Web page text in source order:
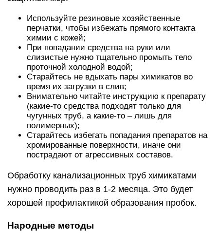
Используйте резиновые хозяйственные
перчатки, чтобы избежать прямого контакта
химии с кожей;
При попадании средства на руки или
слизистые нужно тщательно промыть тело
проточной холодной водой;
Старайтесь не вдыхать пары химикатов во
время их загрузки в слив;
Внимательно читайте инструкцию к препарату
(какие-то средства подходят только для
чугунных труб, а какие-то – лишь для
полимерных);
Старайтесь избегать попадания препаратов на
хромированные поверхности, иначе они
пострадают от агрессивных составов.
Обработку канализационных труб химикатами
нужно проводить раз в 1-2 месяца. Это будет
хорошей профилактикой образования пробок.
Народные методы